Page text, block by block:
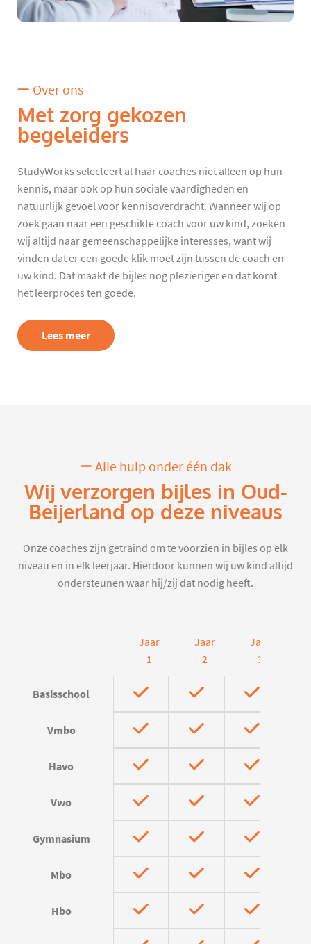
Over ons
Met zorg gekozen
begeleiders
StudyWorks selecteert al haar coaches niet alleen op hun
kennis, maar ook op hun sociale vaardigheden en
natuurlijk gevoel voor kennisoverdracht. Wanneer wij op
zoek gaan naar een geschikte coach voor uw kind, zoeken
wij altijd naar gemeenschappelijke interesses, want wij
vinden dat er een goede klik moet zijn tussen de coach en
uw kind. Dat maakt de bijles nog plezieriger en dat komt
het leerproces ten goede.
Lees meer
Alle hulp onder één dak
Wij verzorgen bijles in Oud-
Beijerland op deze niveaus
Onze coaches zijn getraind om te voorzien in bijles op elk
niveau en in elk leerjaar. Hierdoor kunnen wij uw kind altijd
ondersteunen waar hij/zij dat nodig heeft.
Jaar
1
Jaar
2
Jaar
3
Basisschool
Vmbo
Havo
Vwo
Gymnasium
Mbo
Hbo